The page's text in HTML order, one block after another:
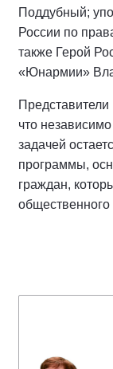
Поддубный;
России по
также Герой
«Юнармии»
что
задачей
программы,
граждан,